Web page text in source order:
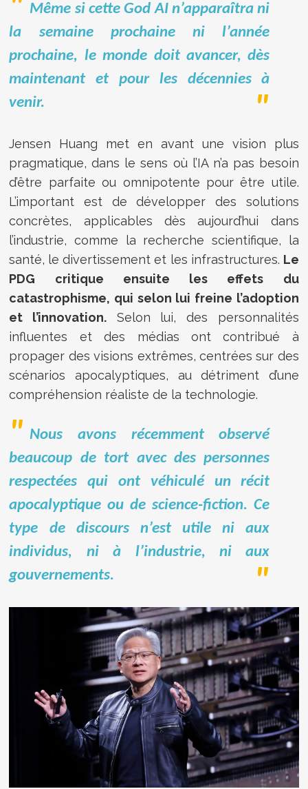
Même si cette God AI n’apparaîtra ni
la semaine prochaine ni l’année
prochaine, le monde doit avancer, dès
maintenant et pour les décennies à
venir.
Jensen Huang met en avant une vision plus
pragmatique, dans le sens où l’IA n’a pas besoin
d’être parfaite ou omnipotente pour être utile.
L’important est de développer des solutions
concrètes, applicables dès aujourd’hui dans
l’industrie, comme la recherche scientifique, la
santé, le divertissement et les infrastructures. Le
PDG critique ensuite les effets du
catastrophisme, qui selon lui freine l’adoption
et l’innovation. Selon lui, des personnalités
influentes et des médias ont contribué à
propager des visions extrêmes, centrées sur des
scénarios apocalyptiques, au détriment d’une
compréhension réaliste de la technologie.
Nous avons récemment observé
beaucoup de tort avec des personnes
respectées qui ont véhiculé un récit
apocalyptique ou de science-fiction. Ce
type de discours n’est utile ni aux
individus, ni à l’industrie, ni aux
gouvernements.